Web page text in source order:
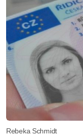
Rebeka Schmidt